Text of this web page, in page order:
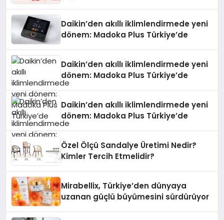
Daikin’den akıllı iklimlendirmede yeni
dönem: Madoka Plus Türkiye’de
Daikin’den akıllı iklimlendirmede yeni
dönem: Madoka Plus Türkiye’de
Daikin’den akıllı iklimlendirmede yeni
dönem: Madoka Plus Türkiye’de
Özel Ölçü Sandalye Üretimi Nedir?
Kimler Tercih Etmelidir?
Mirabellix, Türkiye’den dünyaya
uzanan güçlü büyümesini sürdürüyor